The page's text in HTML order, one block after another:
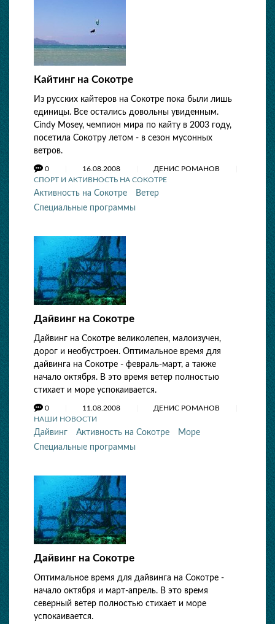
Кайтинг на Сокотре
Из русских кайтеров на Сокотре пока были лишь
единицы. Все остались довольны увиденным.
Cindy Mosey, чемпион мира по кайту в 2003 году,
посетила Сокотру летом - в сезон мусонных
ветров.
0 16.08.2008
ДЕНИС РОМАНОВ
СПОРТ И АКТИВНОСТЬ НА СОКОТРЕ
Активность на Сокотре
Ветер
Специальные программы
Дайвинг на Сокотре
Дайвинг на Сокотре великолепен, малоизучен,
дорог и необустроен. Оптимальное время для
дайвинга на Сокотре - февраль-март, а также
начало октября. В это время ветер полностью
стихает и море успокаивается.
0 11.08.2008
ДЕНИС РОМАНОВ
НАШИ НОВОСТИ
Дайвинг Активность на Сокотре
Море
Специальные программы
Дайвинг на Сокотре
Оптимальное время для дайвинга на Сокотре -
начало октября и март-апрель. В это время
северный ветер полностью стихает и море
успокаивается.